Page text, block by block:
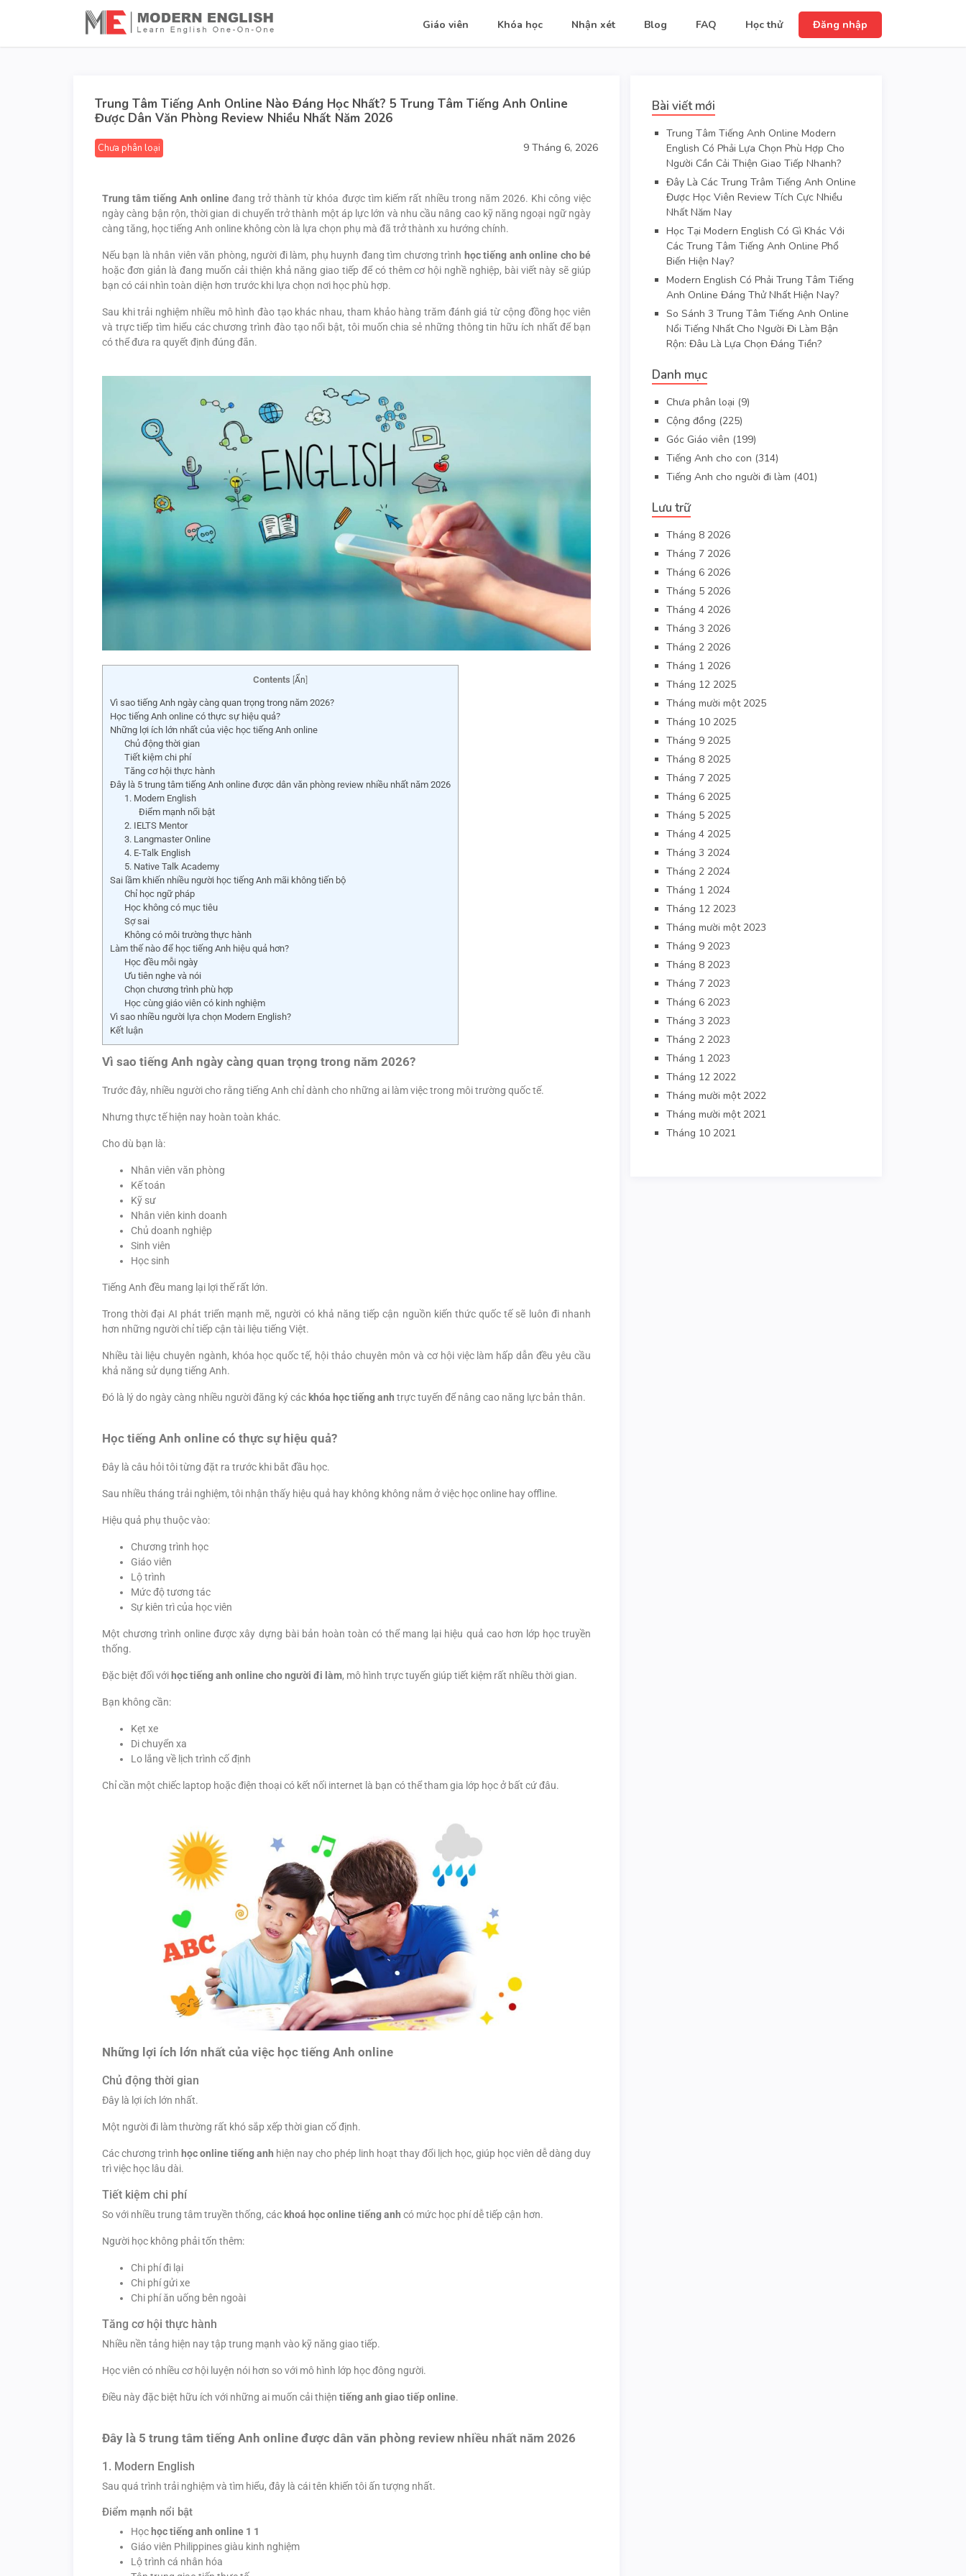
Giáo viên Khóa học Nhận xét Blog FAQ Học thử Đăng nhập
Trung Tâm Tiếng Anh Online Nào Đáng Học Nhất? 5 Trung Tâm Tiếng Anh Online
Được Dân Văn Phòng Review Nhiều Nhất Năm 2026
9 Tháng 6, 2026
Chưa phân loại
Trung tâm tiếng Anh online đang trở thành từ khóa được tìm kiếm rất nhiều trong năm 2026. Khi công việc
ngày càng bận rộn, thời gian di chuyển trở thành một áp lực lớn và nhu cầu nâng cao kỹ năng ngoại ngữ ngày
càng tăng, học tiếng Anh online không còn là lựa chọn phụ mà đã trở thành xu hướng chính.
Nếu bạn là nhân viên văn phòng, người đi làm, phụ huynh đang tìm chương trình học tiếng anh online cho bé
hoặc đơn giản là đang muốn cải thiện khả năng giao tiếp để có thêm cơ hội nghề nghiệp, bài viết này sẽ giúp
bạn có cái nhìn toàn diện hơn trước khi lựa chọn nơi học phù hợp.
Sau khi trải nghiệm nhiều mô hình đào tạo khác nhau, tham khảo hàng trăm đánh giá từ cộng đồng học viên
và trực tiếp tìm hiểu các chương trình đào tạo nổi bật, tôi muốn chia sẻ những thông tin hữu ích nhất để bạn
có thể đưa ra quyết định đúng đắn.
Contents [Ẩn]
Vì sao tiếng Anh ngày càng quan trọng trong năm 2026?
Học tiếng Anh online có thực sự hiệu quả?
Những lợi ích lớn nhất của việc học tiếng Anh online
Chủ động thời gian
Tiết kiệm chi phí
Tăng cơ hội thực hành
Đây là 5 trung tâm tiếng Anh online được dân văn phòng review nhiều nhất năm 2026
1. Modern English
Điểm mạnh nổi bật
2. IELTS Mentor
3. Langmaster Online
4. E-Talk English
5. Native Talk Academy
Sai lầm khiến nhiều người học tiếng Anh mãi không tiến bộ
Chỉ học ngữ pháp
Học không có mục tiêu
Sợ sai
Không có môi trường thực hành
Làm thế nào để học tiếng Anh hiệu quả hơn?
Học đều mỗi ngày
Ưu tiên nghe và nói
Chọn chương trình phù hợp
Học cùng giáo viên có kinh nghiệm
Vì sao nhiều người lựa chọn Modern English?
Kết luận
Vì sao tiếng Anh ngày càng quan trọng trong năm 2026?
Trước đây, nhiều người cho rằng tiếng Anh chỉ dành cho những ai làm việc trong môi trường quốc tế.
Nhưng thực tế hiện nay hoàn toàn khác.
Cho dù bạn là:
Nhân viên văn phòng
Kế toán
Kỹ sư
Nhân viên kinh doanh
Chủ doanh nghiệp
Sinh viên
Học sinh
Tiếng Anh đều mang lại lợi thế rất lớn.
Trong thời đại AI phát triển mạnh mẽ, người có khả năng tiếp cận nguồn kiến thức quốc tế sẽ luôn đi nhanh
hơn những người chỉ tiếp cận tài liệu tiếng Việt.
Nhiều tài liệu chuyên ngành, khóa học quốc tế, hội thảo chuyên môn và cơ hội việc làm hấp dẫn đều yêu cầu
khả năng sử dụng tiếng Anh.
Đó là lý do ngày càng nhiều người đăng ký các khóa học tiếng anh trực tuyến để nâng cao năng lực bản thân.
Học tiếng Anh online có thực sự hiệu quả?
Đây là câu hỏi tôi từng đặt ra trước khi bắt đầu học.
Sau nhiều tháng trải nghiệm, tôi nhận thấy hiệu quả hay không không nằm ở việc học online hay offline.
Hiệu quả phụ thuộc vào:
Chương trình học
Giáo viên
Lộ trình
Mức độ tương tác
Sự kiên trì của học viên
Một chương trình online được xây dựng bài bản hoàn toàn có thể mang lại hiệu quả cao hơn lớp học truyền
thống.
Đặc biệt đối với học tiếng anh online cho người đi làm, mô hình trực tuyến giúp tiết kiệm rất nhiều thời gian.
Bạn không cần:
Kẹt xe
Di chuyển xa
Lo lắng về lịch trình cố định
Chỉ cần một chiếc laptop hoặc điện thoại có kết nối internet là bạn có thể tham gia lớp học ở bất cứ đâu.
Những lợi ích lớn nhất của việc học tiếng Anh online
Chủ động thời gian
Đây là lợi ích lớn nhất.
Một người đi làm thường rất khó sắp xếp thời gian cố định.
Các chương trình học online tiếng anh hiện nay cho phép linh hoạt thay đổi lịch học, giúp học viên dễ dàng duy
trì việc học lâu dài.
Tiết kiệm chi phí
So với nhiều trung tâm truyền thống, các khoá học online tiếng anh có mức học phí dễ tiếp cận hơn.
Người học không phải tốn thêm:
Chi phí đi lại
Chi phí gửi xe
Chi phí ăn uống bên ngoài
Tăng cơ hội thực hành
Nhiều nền tảng hiện nay tập trung mạnh vào kỹ năng giao tiếp.
Học viên có nhiều cơ hội luyện nói hơn so với mô hình lớp học đông người.
Điều này đặc biệt hữu ích với những ai muốn cải thiện tiếng anh giao tiếp online.
Đây là 5 trung tâm tiếng Anh online được dân văn phòng review nhiều nhất năm 2026
1. Modern English
Sau quá trình trải nghiệm và tìm hiểu, đây là cái tên khiến tôi ấn tượng nhất.
Điểm mạnh nổi bật
Học học tiếng anh online 1 1
Giáo viên Philippines giàu kinh nghiệm
Lộ trình cá nhân hóa
Bài viết mới
Trung Tâm Tiếng Anh Online Modern
English Có Phải Lựa Chọn Phù Hợp Cho
Người Cần Cải Thiện Giao Tiếp Nhanh?
Đây Là Các Trung Trâm Tiếng Anh Online
Được Học Viên Review Tích Cực Nhiều
Nhất Năm Nay
Học Tại Modern English Có Gì Khác Với
Các Trung Tâm Tiếng Anh Online Phổ
Biến Hiện Nay?
Modern English Có Phải Trung Tâm Tiếng
Anh Online Đáng Thử Nhất Hiện Nay?
So Sánh 3 Trung Tâm Tiếng Anh Online
Nổi Tiếng Nhất Cho Người Đi Làm Bận
Rộn: Đâu Là Lựa Chọn Đáng Tiền?
Danh mục
Chưa phân loại (9)
Cộng đồng (225)
Góc Giáo viên (199)
Tiếng Anh cho con (314)
Tiếng Anh cho người đi làm (401)
Lưu trữ
Tháng 8 2026
Tháng 7 2026
Tháng 6 2026
Tháng 5 2026
Tháng 4 2026
Tháng 3 2026
Tháng 2 2026
Tháng 1 2026
Tháng 12 2025
Tháng mười một 2025
Tháng 10 2025
Tháng 9 2025
Tháng 8 2025
Tháng 7 2025
Tháng 6 2025
Tháng 5 2025
Tháng 4 2025
Tháng 3 2024
Tháng 2 2024
Tháng 1 2024
Tháng 12 2023
Tháng mười một 2023
Tháng 9 2023
Tháng 8 2023
Tháng 7 2023
Tháng 6 2023
Tháng 3 2023
Tháng 2 2023
Tháng 1 2023
Tháng 12 2022
Tháng mười một 2022
Tháng mười một 2021
Tháng 10 2021